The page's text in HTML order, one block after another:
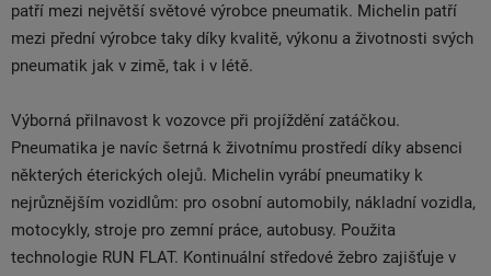
patří mezi největší světové výrobce pneumatik. Michelin patří
mezi přední výrobce taky díky kvalitě, výkonu a životnosti svých
pneumatik jak v zimě, tak i v létě.
Výborná přilnavost k vozovce při projíždění zatáčkou.
Pneumatika je navíc šetrná k životnímu prostředí díky absenci
některých éterických olejů. Michelin vyrábí pneumatiky k
nejrůznějším vozidlům: pro osobní automobily, nákladní vozidla,
motocykly, stroje pro zemní práce, autobusy. Použita
technologie RUN FLAT. Kontinuální středové žebro zajišťuje v